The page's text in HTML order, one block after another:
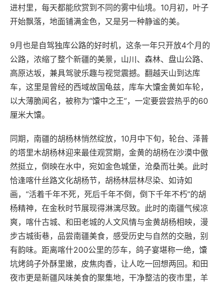
进村里，每天都能欣赏到不同的雾中仙境。10月初，叶子
开始飘落，地面铺满金色，又是另一种静谧的美。
9月也是自驾独库公路的好时机，这条一年只开放4个月的
公路，浓缩了整个新疆的美景，山川、森林、盘山公路、
高原达坂，兼具驾驶乐趣与视觉震撼。翻越天山到达库
车，这里是曾经的西域故国龟兹，库车大馕金黄如车轮，
以大薄脆闻名，被称为“馕中之王”，一定要尝尝热乎的60
厘米大馕。
同期，南疆的胡杨林悄然绽放，10月中下旬，轮台、泽普
的塔里木胡杨林迎来最佳观赏期，金黄的胡杨在沙漠中傲
然挺立，倒映在水中，宛如金色城堡，沧桑而壮美。此时
恰逢喀什丝路文化胡杨节，胡杨林层林尽染、如诗如
画，“活着千年不死，死后千年不倒，倒下千年不朽”的胡
杨精神，在金秋时节展现得淋漓尽致。此时的南疆气候凉
爽，喀什古城、和田老城的人文风情与金黄胡杨相映，漫
步古城街巷，品尝南疆美食，感受历史与自然的交融，别
有韵味。距离喀什200公里的莎车，鸽子宴堪称一绝，馕
坑烤鸽子外酥里嫩，皮焦肉香，让人吃一回想两回。和田
夜市更是新疆风味美食的聚集地，干净整洁的夜市里，羊